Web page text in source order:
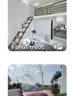
1 phút trước 8